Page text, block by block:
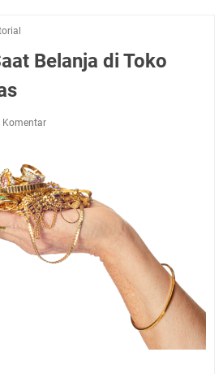
Belanja di Toko
Komentar